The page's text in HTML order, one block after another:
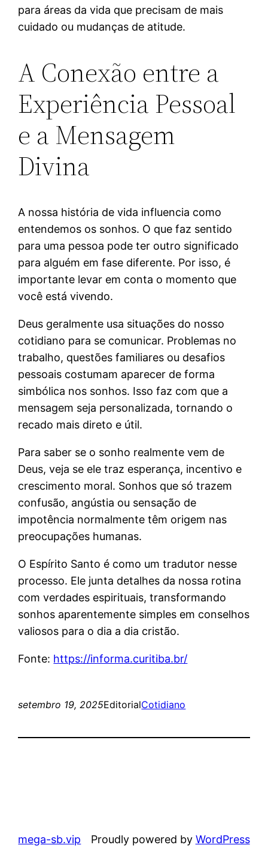
para áreas da vida que precisam de mais
cuidado ou mudanças de atitude.
A Conexão entre a
Experiência Pessoal
e a Mensagem
Divina
A nossa história de vida influencia como
entendemos os sonhos. O que faz sentido
para uma pessoa pode ter outro significado
para alguém em fase diferente. Por isso, é
importante levar em conta o momento que
você está vivendo.
Deus geralmente usa situações do nosso
cotidiano para se comunicar. Problemas no
trabalho, questões familiares ou desafios
pessoais costumam aparecer de forma
simbólica nos sonhos. Isso faz com que a
mensagem seja personalizada, tornando o
recado mais direto e útil.
Para saber se o sonho realmente vem de
Deus, veja se ele traz esperança, incentivo e
crescimento moral. Sonhos que só trazem
confusão, angústia ou sensação de
impotência normalmente têm origem nas
preocupações humanas.
O Espírito Santo é como um tradutor nesse
processo. Ele junta detalhes da nossa rotina
com verdades espirituais, transformando
sonhos aparentemente simples em conselhos
valiosos para o dia a dia cristão.
Fonte: https://informa.curitiba.br/
setembro 19, 2025EditorialCotidiano
mega-sb.vip Proudly powered by WordPress